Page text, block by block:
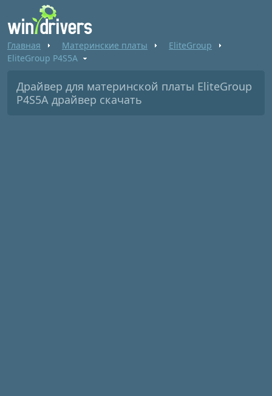
Главная Материнские платы
EliteGroup
EliteGroup P4S5A
Драйвер для материнской платы EliteGroup
P4S5A драйвер скачать